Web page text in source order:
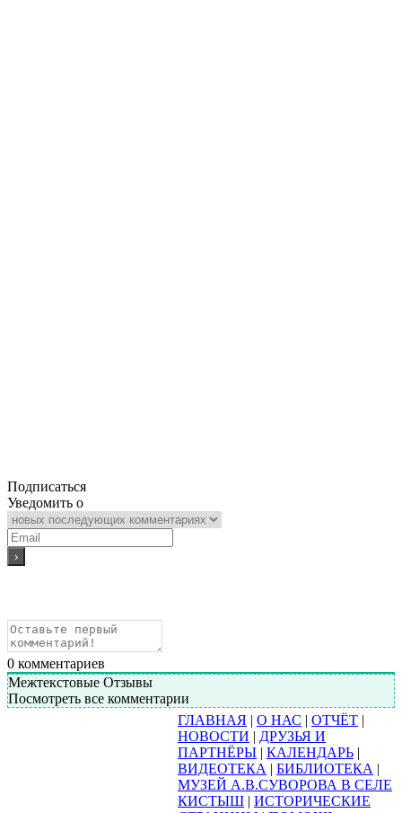
Подписаться
Уведомить о
0 комментариев
Межтекстовые Отзывы
Посмотреть все комментарии
ГЛАВНАЯ | О НАС | ОТЧЁТ |
НОВОСТИ | ДРУЗЬЯ И
ПАРТНЁРЫ | КАЛЕНДАРЬ |
ВИДЕОТЕКА | БИБЛИОТЕКА |
МУЗЕЙ А.В.СУВОРОВА В СЕЛЕ
КИСТЫШ | ИСТОРИЧЕСКИЕ